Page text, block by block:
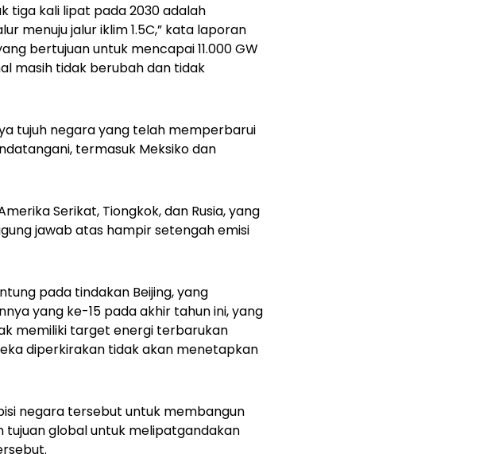
tiga kali lipat pada 2030 adalah
menuju jalur iklim 1.5C,” kata laporan
bertujuan untuk mencapai 11.000 GW
masih tidak berubah dan tidak
tujuh negara yang telah memperbarui
termasuk Meksiko dan
Serikat, Tiongkok, dan Rusia, yang
jawab atas hampir setengah emisi
pada tindakan Beijing, yang
yang ke-15 pada akhir tahun ini, yang
memiliki target energi terbarukan
diperkirakan tidak akan menetapkan
negara tersebut untuk membangun
tujuan global untuk melipatgandakan